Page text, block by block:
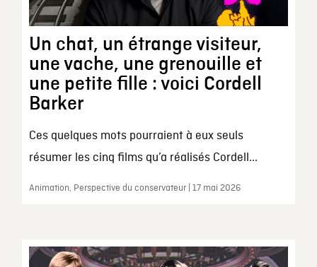
Un chat, un étrange visiteur,
une vache, une grenouille et
une petite fille : voici Cordell
Barker
Ces quelques mots pourraient à eux seuls
résumer les cinq films qu’a réalisés Cordell...
Animation, Perspective du conservateur | 17 mai 2026